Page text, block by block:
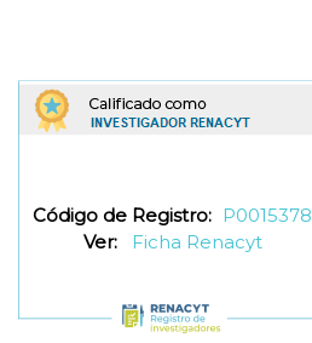
Código de Registro: P0015378
Ver:
Ficha Renacyt